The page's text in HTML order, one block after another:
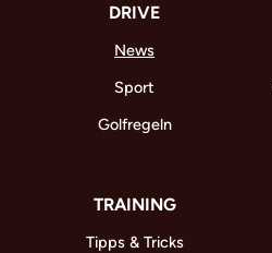
DRIVE
News
Sport
Golfregeln
TRAINING
Tipps & Tricks